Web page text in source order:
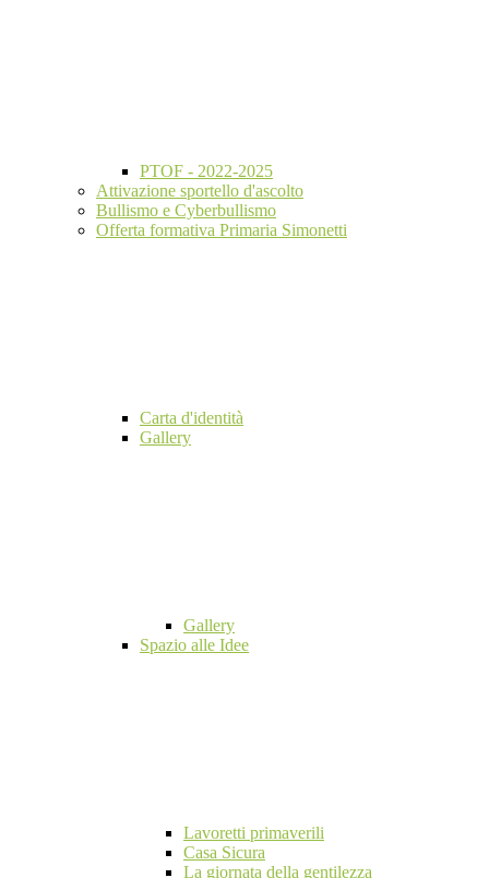
PTOF - 2022-2025
Attivazione sportello d'ascolto
Bullismo e Cyberbullismo
Offerta formativa Primaria Simonetti
Carta d'identità
Gallery
Gallery
Spazio alle Idee
Lavoretti primaverili
Casa Sicura
La giornata della gentilezza